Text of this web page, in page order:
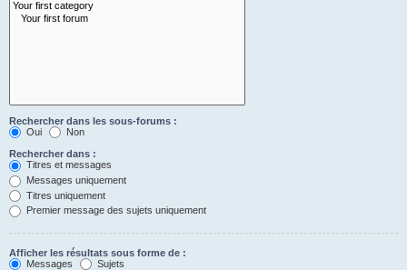
Rechercher dans les sous-forums :
Oui
Non
Rechercher dans :
Titres et messages
Messages uniquement
Titres uniquement
Premier message des sujets uniquement
Afficher les résultats sous forme de :
Messages
Sujets